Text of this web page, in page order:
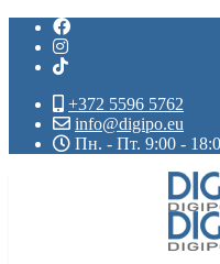
+372 5596 5762
info@digipo.eu
Пн. - Пт. 9:00 -